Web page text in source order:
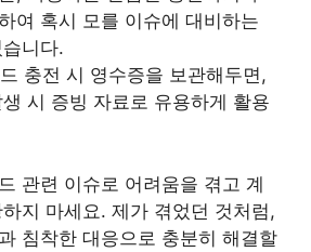
여 혹시 모를 이슈에 대비하는
니다.
충전 시 영수증을 보관해두면,
시 증빙 자료로 유용하게 활용
관련 이슈로 어려움을 겪고 계
지 마세요. 제가 겪었던 것처럼,
침착한 대응으로 충분히 해결할